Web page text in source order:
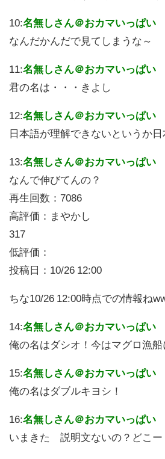
10:名無しさん＠おカマいっぱい
なんだかんだで見てしまうな～
11:名無しさん＠おカマいっぱい
君の名は・・・きよし
12:名無しさん＠おカマいっぱい
日本語が理解できないというか
13:名無しさん＠おカマいっぱい
なんで伸びてんの？
再生回数：7086
高評価：まやかし
317
低評価：
投稿日：10/26 12:00
ちな10/26 12:00時点での情報ね
14:名無しさん＠おカマいっぱい
俺の名はダシオ！今はマグロ漁船
15:名無しさん＠おカマいっぱい
俺の名はダブルキヨシ！
16:名無しさん＠おカマいっぱい
いまきた 説明文ないの？どこー